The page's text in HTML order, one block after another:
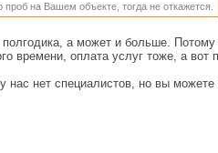
на Вашем объекте, тогда не откажется.
а может и больше.
времени, оплата услуг тоже, а вот
нас нет специалистов, но вы